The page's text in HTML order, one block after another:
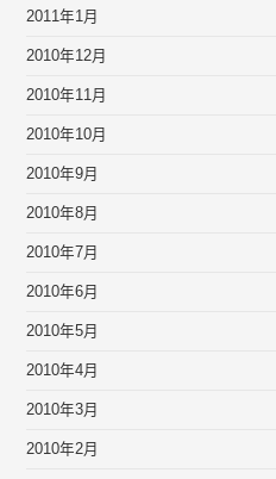
2011年1月
2010年12月
2010年11月
2010年10月
2010年9月
2010年8月
2010年7月
2010年6月
2010年5月
2010年4月
2010年3月
2010年2月